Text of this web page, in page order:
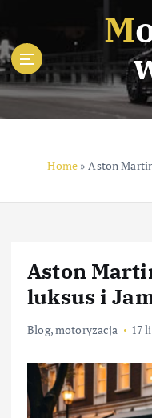
i
p
t
o
c
Mototele
Home»Aston
Aston
luksus i
Blog,motoryzacja 17